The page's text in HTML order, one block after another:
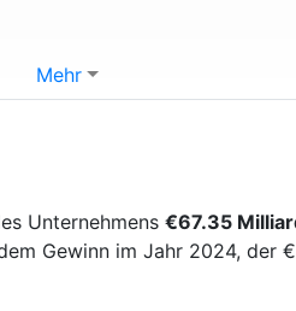
Mehr
Unternehmens €67.35
Gewinn im Jahr 2024, der